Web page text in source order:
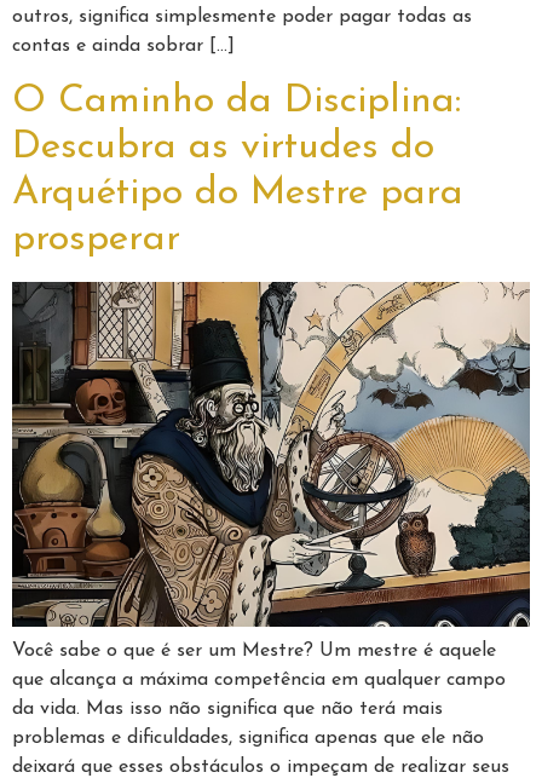
outros, significa simplesmente poder pagar todas as
contas e ainda sobrar […]
O Caminho da Disciplina:
Descubra as virtudes do
Arquétipo do Mestre para
prosperar
Você sabe o que é ser um Mestre? Um mestre é aquele
que alcança a máxima competência em qualquer campo
da vida. Mas isso não significa que não terá mais
problemas e dificuldades, significa apenas que ele não
deixará que esses obstáculos o impeçam de realizar seus